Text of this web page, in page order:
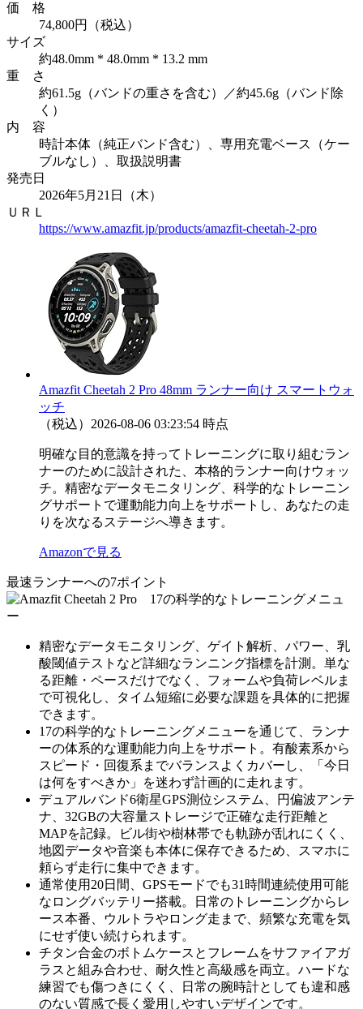
価 格
74,800円（税込）
サイズ
約48.0mm * 48.0mm * 13.2 mm
重 さ
約61.5g（バンドの重さを含む）／約45.6g（バンド除
く）
内 容
時計本体（純正バンド含む）、専用充電ベース（ケー
ブルなし）、取扱説明書
発売日
2026年5月21日（木）
ＵＲＬ
https://www.amazfit.jp/products/amazfit-cheetah-2-pro
Amazfit Cheetah 2 Pro 48mm ランナー向け スマートウォ
ッチ
（税込） 2026-08-06 03:23:54 時点
明確な目的意識を持ってトレーニングに取り組むラン
ナーのために設計された、本格的ランナー向けウォッ
チ。精密なデータモニタリング、科学的なトレーニン
グサポートで運動能力向上をサポートし、あなたの走
りを次なるステージへ導きます。
Amazonで見る
最速ランナーへの7ポイント
精密なデータモニタリング、ゲイト解析、パワー、乳
酸閾値テストなど詳細なランニング指標を計測。単な
る距離・ペースだけでなく、フォームや負荷レベルま
で可視化し、タイム短縮に必要な課題を具体的に把握
できます。
17の科学的なトレーニングメニューを通じて、ランナ
ーの体系的な運動能力向上をサポート。有酸素系から
スピード・回復系までバランスよくカバーし、「今日
は何をすべきか」を迷わず計画的に走れます。
デュアルバンド6衛星GPS測位システム、円偏波アンテ
ナ、32GBの大容量ストレージで正確な走行距離と
MAPを記録。ビル街や樹林帯でも軌跡が乱れにくく、
地図データや音楽も本体に保存できるため、スマホに
頼らず走行に集中できます。
通常使用20日間、GPSモードでも31時間連続使用可能
なロングバッテリー搭載。日常のトレーニングからレ
ース本番、ウルトラやロング走まで、頻繁な充電を気
にせず使い続けられます。
チタン合金のボトムケースとフレームをサファイアガ
ラスと組み合わせ、耐久性と高級感を両立。ハードな
練習でも傷つきにくく、日常の腕時計としても違和感
のない質感で長く愛用しやすいデザインです。